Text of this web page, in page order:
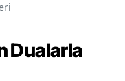
Dualarla